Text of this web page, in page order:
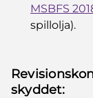
MSBFS
spillolja).
skyddet: